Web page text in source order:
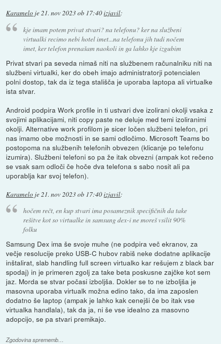
Karamelo je21. nov 2023 ob 17:40izjavil:
kje imam potem privat stvari? na telefonu? ker na službeni
virtualki recimo nebi hotel imet...na telefonu jih tudi nočem
imet, ker telefon prenašam naokoli in ga lahko kje izgubim
Privat stvari pa seveda nimaš niti na službenem računalniku niti na
službeni virtualki, ker do obeh imajo administratorji potencialen
polni dostop, tak da iz tega stališča je uporaba laptopa ali virtualke
ista stvar.
Android podpira Work profile in ti ustvari dve izolirani okolji vsaka z
svojimi aplikacijami, niti copy paste ne deluje med temi izoliranimi
okolji. Alternative work profilom je sicer ločen službeni telefon, pri
nas imamo obe možnosti in se sami odločimo. Microsoft Teams bo
postopoma na službenih telefonih obvezen (klicanje po telefonu
izumira). Službeni telefoni so pa že itak obvezni (ampak kot rečeno
se vsak sam odloči če hoče dva telefona s sabo nosit ali pa
uporablja kar svoj telefon).
Karamelo je21. nov 2023 ob 17:40izjavil:
hočem rečt, en kup stvari ima posameznik specifičnih da take
rešitve kot so virtualke in samsung dex-i ne moreš vsilit 90%
folku
Samsung Dex ima še svoje muhe (ne podpira več ekranov, za
večje resolucije preko USB-C hubov rabiš neke dodatne aplikacije
inštalirat, slab handling full screen virtualko kar rešujem z black bar
spodaj) in je primeren zgolj za take beta poskusne zajčke kot sem
jaz. Morda se stvar počasi izboljša. Dokler se to ne izboljša je
masovna uporaba virtualk možna edino tako, da ima zaposlen
dodatno še laptop (ampak je lahko kak cenejši če bo itak vse
virtualka handlala), tak da ja, ni še vse idealno za masovno
adopcijo, se pa stvari premikajo.
Zgodovina sprememb…